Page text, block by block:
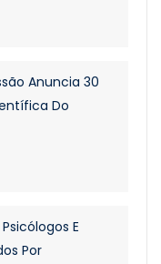
Anuncia 30
Do
E
Por